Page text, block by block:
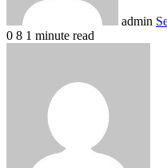
admin
0 8 1 minute read